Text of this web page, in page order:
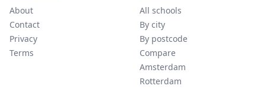
About
Contact
Privacy
Terms
All schools
By city
By postcode
Compare
Amsterdam
Rotterdam